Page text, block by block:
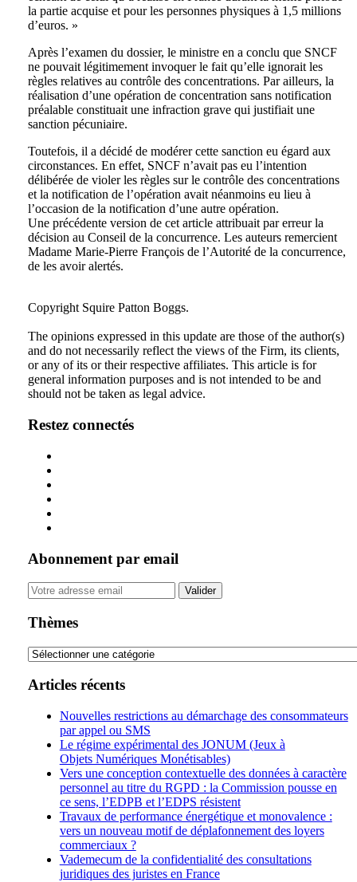
la partie acquise et pour les personnes physiques à 1,5 millions
d’euros. »
Après l’examen du dossier, le ministre en a conclu que SNCF
ne pouvait légitimement invoquer le fait qu’elle ignorait les
règles relatives au contrôle des concentrations. Par ailleurs, la
réalisation d’une opération de concentration sans notification
préalable constituait une infraction grave qui justifiait une
sanction pécuniaire.
Toutefois, il a décidé de modérer cette sanction eu égard aux
circonstances. En effet, SNCF n’avait pas eu l’intention
délibérée de violer les règles sur le contrôle des concentrations
et la notification de l’opération avait néanmoins eu lieu à
l’occasion de la notification d’une autre opération.
Une précédente version de cet article attribuait par erreur la
décision au Conseil de la concurrence. Les auteurs remercient
Madame Marie-Pierre François de l’Autorité de la concurrence,
de les avoir alertés.
Tweet
this
post
Like
this
post
Email
this
post
Share
this
post
on
LinkedIn
Copyright Squire Patton Boggs.
The opinions expressed in this update are those of the author(s)
and do not necessarily reflect the views of the Firm, its clients,
or any of its or their respective affiliates. This article is for
general information purposes and is not intended to be and
should not be taken as legal advice.
Restez connectés
Abonnement par email
Your
website
Thèmes
Thèmes
Articles récents
Nouvelles restrictions au démarchage des consommateurs
par appel ou SMS
Le régime expérimental des JONUM (Jeux à
Objets Numériques Monétisables)
Vers une conception contextuelle des données à caractère
personnel au titre du RGPD : la Commission pousse en
ce sens, l’EDPB et l’EDPS résistent
Travaux de performance énergétique et monovalence :
vers un nouveau motif de déplafonnement des loyers
commerciaux ?
Vademecum de la confidentialité des consultations
juridiques des juristes en France